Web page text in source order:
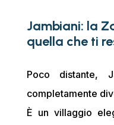
Jambiani: la
quella che ti
Poco distante,
completamente
È un villaggio